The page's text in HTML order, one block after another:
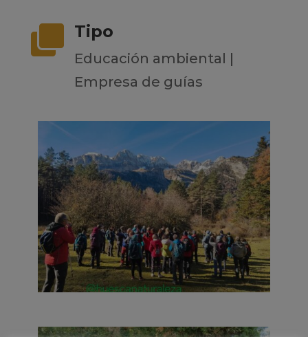
 Tipo
Educación ambiental |
Empresa de guías